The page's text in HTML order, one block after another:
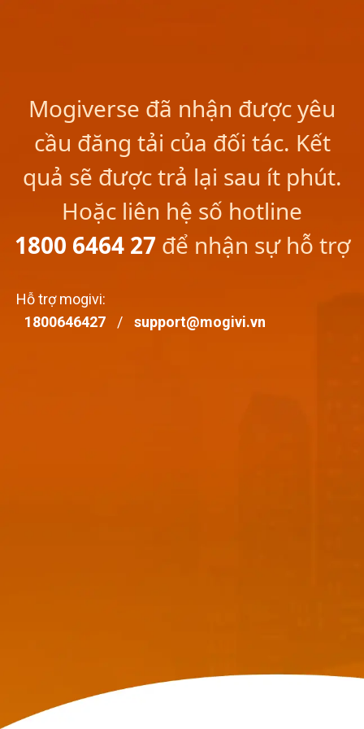
Mogiverse đã nhận được yêu
cầu đăng tải của đối tác. Kết
quả sẽ được trả lại sau ít phút.
Hoặc liên hệ số hotline
1800 6464 27để nhận sự hỗ trợ
Hỗ trợ mogivi:
1800646427
/ support@mogivi.vn